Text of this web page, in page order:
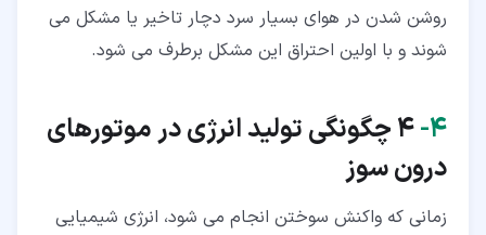
روشن شدن در هوای بسیار سرد دچار تاخیر یا مشکل می
شوند و با اولین احتراق این مشکل برطرف می شود.
۴‏-
4 چگونگی تولید انرژی در موتورهای
درون سوز
زمانی که واکنش سوختن انجام می شود، انرژی شیمیایی